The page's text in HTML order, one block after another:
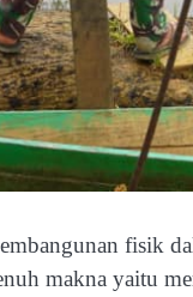
fisik
makna yaitu